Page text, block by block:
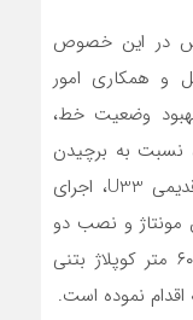
در این خصوص
و همکاری امور
وضعیت خط،
نسبت به برچیدن
دو دستگاه سوزن فرسوده و مستهلک قدیمی U33، اجرای
مونتاژ و نصب دو
دستگاه سوزن UIC60 با تراورس بتنی، ۶۰ متر کوپلاژ بتنی